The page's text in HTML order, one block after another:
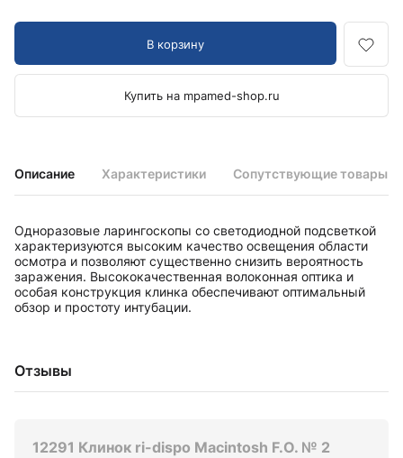
Описание Характеристики Сопутствующие товары
Одноразовые ларингоскопы со светодиодной подсветкой
характеризуются высоким качество освещения области
осмотра и позволяют существенно снизить вероятность
заражения. Высококачественная волоконная оптика и
особая конструкция клинка обеспечивают оптимальный
обзор и простоту интубации.
Отзывы
12291 Клинок ri-dispo Macintosh F.O. № 2
В корзину
Купить на mpamed-shop.ru